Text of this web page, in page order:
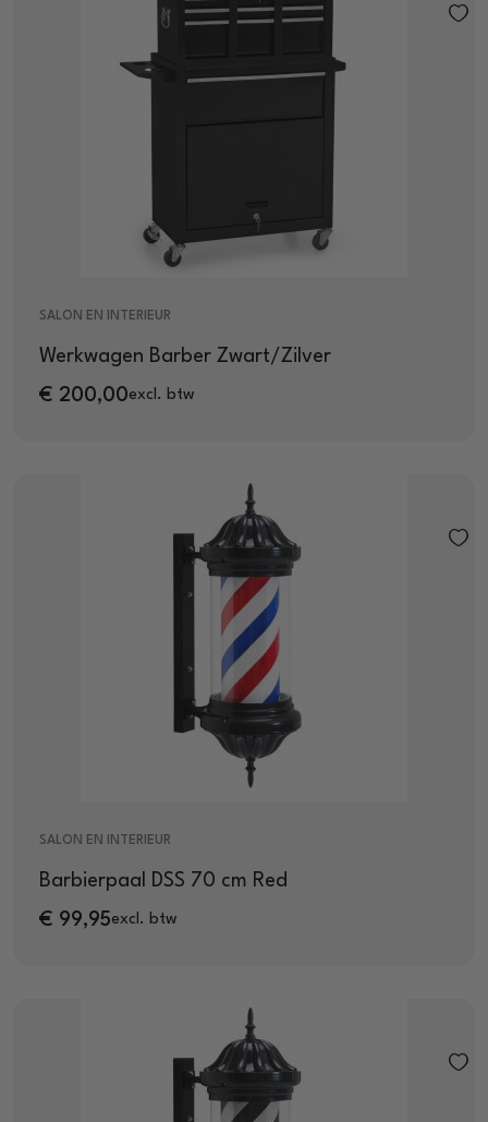
SALON EN INTERIEUR
Werkwagen Barber Zwart/Zilver
€ 200,00excl. btw
SALON EN INTERIEUR
Barbierpaal DSS 70 cm Red
€ 99,95excl. btw